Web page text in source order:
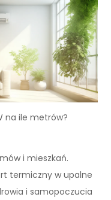
na ile metrów?
i mieszkań.
termiczny w upalne
i samopoczucia